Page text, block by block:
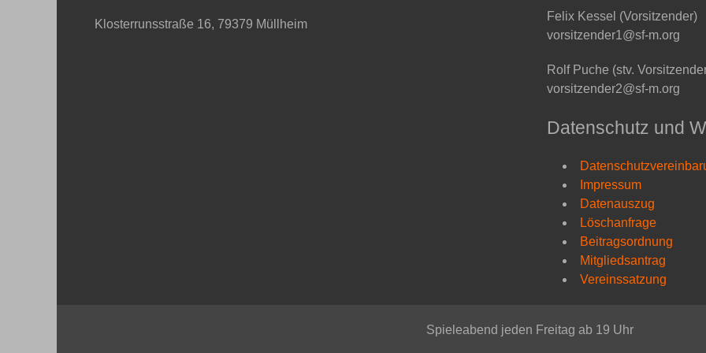
Felix Kessel (Vorsitzender)
vorsitzender1@sf-m.org
Rolf Puche (stv.
vorsitzender2@sf-m.org
Datenschutz und
Impressum
Datenauszug
Löschanfrage
Beitragsordnung
Mitgliedsantrag
Vereinssatzung
Klosterrunsstraße 16, 79379 Müllheim
Spieleabend jeden Freitag ab 19 Uhr